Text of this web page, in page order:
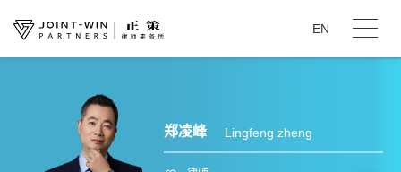
EN
郑凌峰 Lingfeng zheng